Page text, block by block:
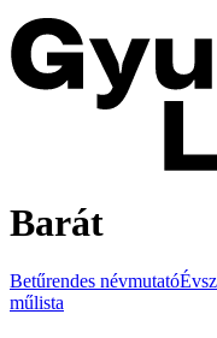
Barát
Betűrendes névmutató
műlista